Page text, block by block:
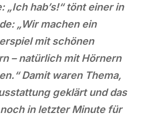
„Ich hab’s!“ tönt einer in
„Wir machen ein
mit schönen
– natürlich mit Hörnern
Damit waren Thema,
geklärt und das
in letzter Minute für